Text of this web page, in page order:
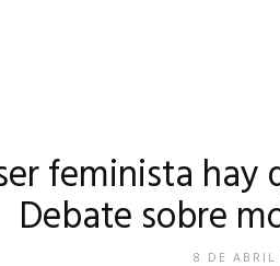
feminista hay
Debate sobre
8 DE